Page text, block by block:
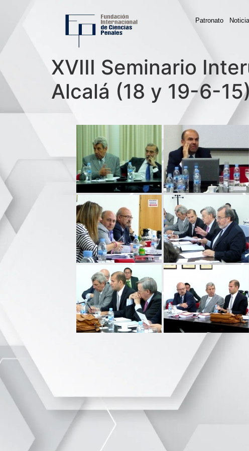
Patronato
XVIII Seminario
Alcalá (18 y 19-6-